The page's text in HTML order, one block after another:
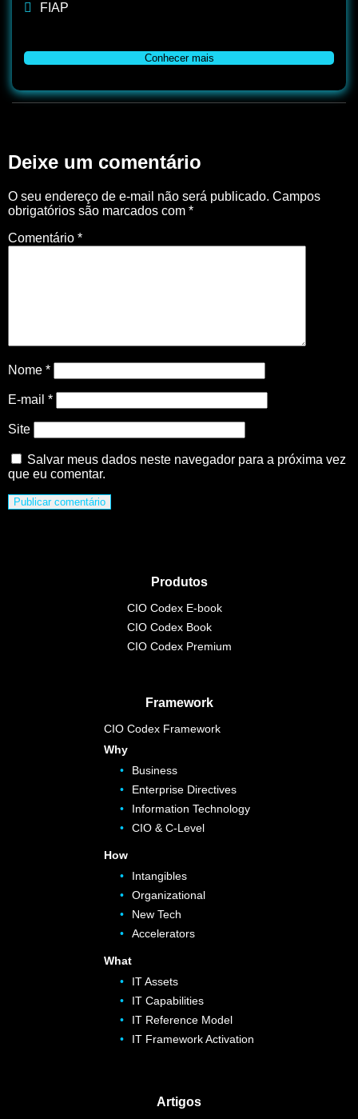
FIAP
Conhecer mais
Deixe um comentário
O seu endereço de e-mail não será publicado. Campos
obrigatórios são marcados com *
Comentário *
Nome *
E-mail *
Site
Salvar meus dados neste navegador para a próxima vez
que eu comentar.
Produtos
CIO Codex E-book
CIO Codex Book
CIO Codex Premium
Framework
CIO Codex Framework
Why
Business
Enterprise Directives
Information Technology
CIO & C-Level
How
Intangibles
Organizational
New Tech
Accelerators
What
IT Assets
IT Capabilities
IT Reference Model
IT Framework Activation
Artigos